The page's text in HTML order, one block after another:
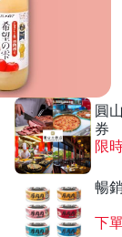
圓
券
限
暢
下